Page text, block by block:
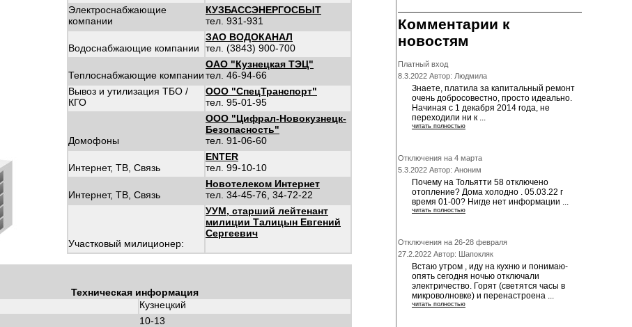
Электроснабжающие
компании
КУЗБАССЭНЕРГОСБЫТ
тел. 931-931
Водоснабжающие компании
ЗАО ВОДОКАНАЛ
тел. (3843) 900-700
Теплоснабжающие компании
ОАО "Кузнецкая ТЭЦ"
тел. 46-94-66
Вывоз и утилизация ТБО /
КГО
ООО "СпецТранспорт"
тел. 95-01-95
Домофоны
ООО "Цифрал-Новокузнецк-
Безопасность"
тел. 91-06-60
Интернет, ТВ, Связь
ENTER
тел. 99-10-10
Интернет, ТВ, Связь
Новотелеком Интернет
тел. 34-45-76, 34-72-22
Участковый милиционер:
УУМ, старший лейтенант
милиции Талицын Евгений
Сергеевич
Техническая информация
Кузнецкий
10-13
Комментарии к
новостям
Платный вход
8.3.2022 Автор: Людмила
Знаете, платила за капитальный ремонт
очень добросовестно, просто идеально.
Начиная с 1 декабря 2014 года, не
переходили ни к ...
читать полностью
Отключения на 4 марта
5.3.2022 Автор: Аноним
Почему на Тольятти 58 отключено
отопление? Дома холодно . 05.03.22 г
время 01-00? Нигде нет информации ...
читать полностью
Отключения на 26-28 февраля
27.2.2022 Автор: Шапокляк
Встаю утром , иду на кухню и понимаю-
опять сегодня ночью отключали
электричество. Горят (светятся часы в
микроволновке) и перенастроена ...
читать полностью